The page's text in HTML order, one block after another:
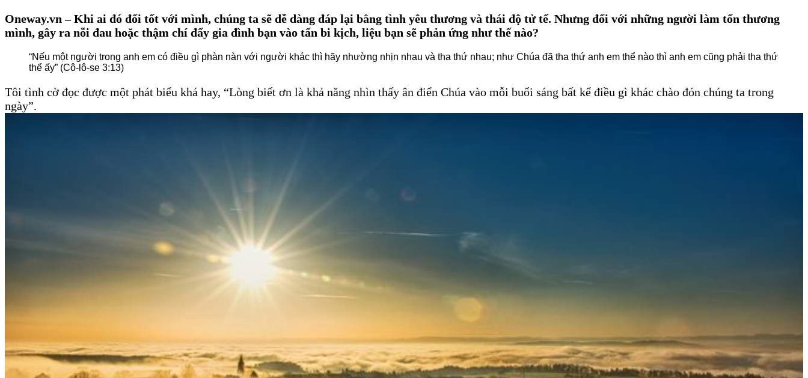
Oneway.vn – Khi ai đó đối tốt với mình, chúng ta sẽ dễ dàng đáp lại bằng tình yêu thương và thái độ tử tế. Nhưng đối với những người làm tổn thương
mình, gây ra nỗi đau hoặc thậm chí đẩy gia đình bạn vào tấn bi kịch, liệu bạn sẽ phản ứng như thế nào?
“Nếu một người trong anh em có điều gì phàn nàn với người khác thì hãy nhường nhịn nhau và tha thứ nhau; như Chúa đã tha thứ anh em thể nào thì anh em cũng phải tha thứ
thể ấy” (Cô-lô-se 3:13)
Tôi tình cờ đọc được một phát biểu khá hay, “Lòng biết ơn là khả năng nhìn thấy ân điển Chúa vào mỗi buổi sáng bất kể điều gì khác chào đón chúng ta trong
ngày”.